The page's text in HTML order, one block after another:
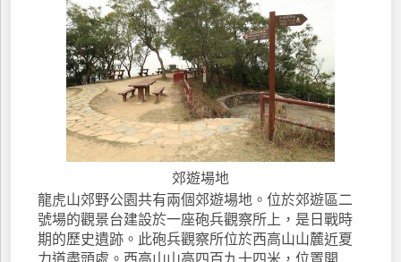
郊遊場地
龍虎山郊野公園共有兩個郊遊場地。位於郊遊區二
號場的觀景台建設於一座砲兵觀察所上，是日戰時
期的歷史遺跡。此砲兵觀察所位於西高山山麓近夏
力道盡頭處。西高山山高四百九十四米，位置開